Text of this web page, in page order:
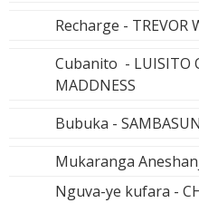
Recharge - TREVOR
Cubanito - LUISITO
MADDNESS
Bubuka -
Mukaranga
Nguva-ye kufara -